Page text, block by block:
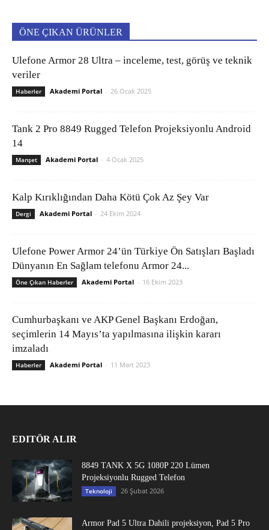
ÖNE ÇIKAN ÜRÜNLER
Ulefone Armor 28 Ultra – inceleme, test, görüş ve teknik
veriler
Haberler Akademi Portal - 26 Ocak 2025
Tank 2 Pro 8849 Rugged Telefon Projeksiyonlu Android
14
Manşet Akademi Portal - 4 Ocak 2025
Kalp Kırıklığından Daha Kötü Çok Az Şey Var
Dergi Akademi Portal - 24 Ekim 2024
Ulefone Power Armor 24’ün Türkiye Ön Satışları Başladı
Dünyanın En Sağlam telefonu Armor 24...
Öne Çıkan Haberler Akademi Portal - 16 Ekim 2023
Cumhurbaşkanı ve AKP Genel Başkanı Erdoğan,
seçimlerin 14 Mayıs’ta yapılmasına ilişkin kararı
imzaladı
Haberler Akademi Portal - 11 Mart 2023
EDITÖR ALIR
8849 TANK X 5G 1080P 220 Lümen
Projeksiyonlu Rugged Telefon
Teknoloji 26 Şubat 2026
Armor Pad 5 Ultra Dahili projeksiyon, Pad 5 Pro